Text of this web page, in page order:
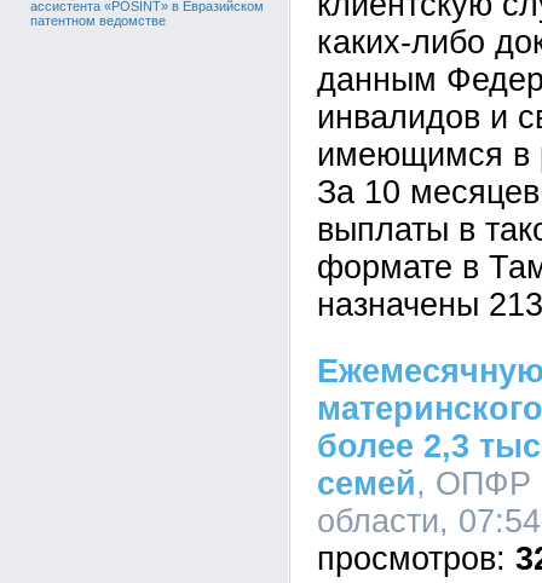
ассистента «POSINT» в Евразийском
патентном ведомстве
каких-либо
данным
инвалидов и
имеющимся в
За 10
выплаты в
формате в
назначены
более 2,3
семей, ОПФР
области,